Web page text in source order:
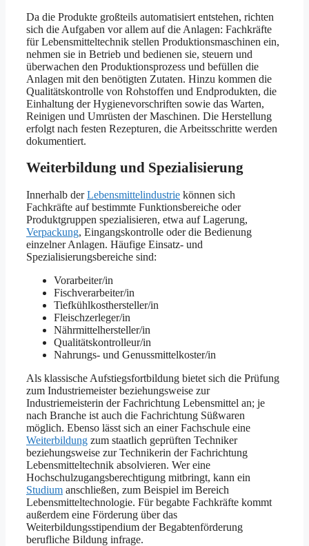
Da die Produkte großteils automatisiert entstehen, richten
sich die Aufgaben vor allem auf die Anlagen: Fachkräfte
für Lebensmitteltechnik stellen Produktionsmaschinen ein,
nehmen sie in Betrieb und bedienen sie, steuern und
überwachen den Produktionsprozess und befüllen die
Anlagen mit den benötigten Zutaten. Hinzu kommen die
Qualitätskontrolle von Rohstoffen und Endprodukten, die
Einhaltung der Hygienevorschriften sowie das Warten,
Reinigen und Umrüsten der Maschinen. Die Herstellung
erfolgt nach festen Rezepturen, die Arbeitsschritte werden
dokumentiert.
Weiterbildung und Spezialisierung
Innerhalb derLebensmittelindustrie können sich
Fachkräfte auf bestimmte Funktionsbereiche oder
Produktgruppen spezialisieren, etwa auf Lagerung,
Verpackung, Eingangskontrolle oder die Bedienung
einzelner Anlagen. Häufige Einsatz- und
Spezialisierungsbereiche sind:
Vorarbeiter/in
Fischverarbeiter/in
Tiefkühlkosthersteller/in
Fleischzerleger/in
Nährmittelhersteller/in
Qualitätskontrolleur/in
Nahrungs- und Genussmittelkoster/in
Als klassische Aufstiegsfortbildung bietet sich die Prüfung
zum Industriemeister beziehungsweise zur
Industriemeisterin der Fachrichtung Lebensmittel an; je
nach Branche ist auch die Fachrichtung Süßwaren
möglich. Ebenso lässt sich an einer Fachschule eine
Weiterbildung zum staatlich geprüften Techniker
beziehungsweise zur Technikerin der Fachrichtung
Lebensmitteltechnik absolvieren. Wer eine
Hochschulzugangsberechtigung mitbringt, kann ein
Studium anschließen, zum Beispiel im Bereich
Lebensmitteltechnologie. Für begabte Fachkräfte kommt
außerdem eine Förderung über das
Weiterbildungsstipendium der Begabtenförderung
berufliche Bildung infrage.